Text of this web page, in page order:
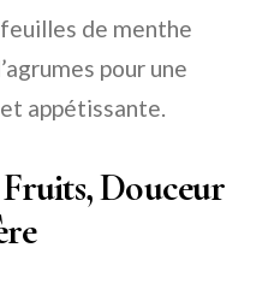
de menthe
pour une
appétissante.
Douceur